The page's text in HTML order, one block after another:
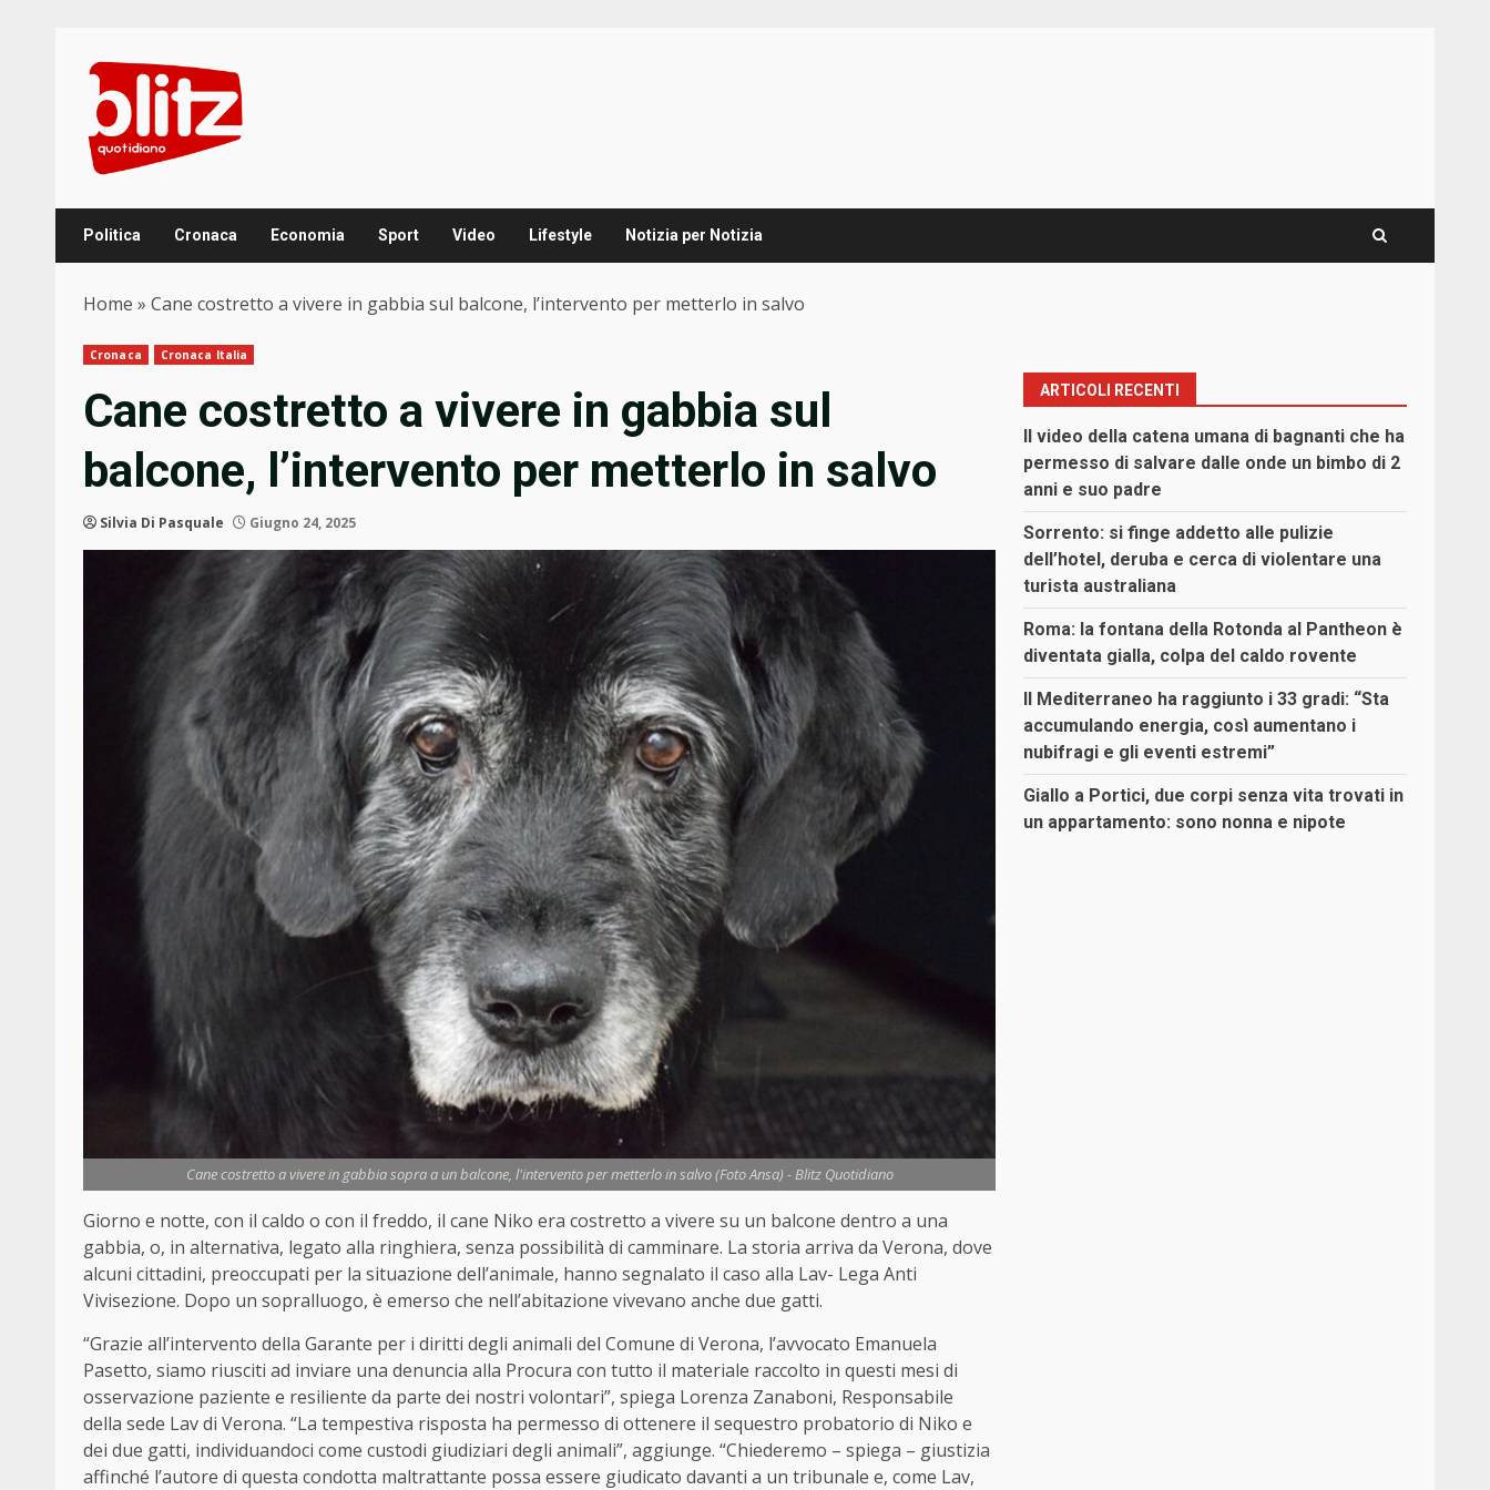
content
Politica Cronaca Economia Sport Video Lifestyle Notizia per Notizia
Home » Cane costretto a vivere in gabbia sul balcone, l’intervento per metterlo in salvo
Cronaca Cronaca Italia
Cane costretto a vivere in gabbia sul
balcone, l’intervento per metterlo in salvo
Silvia Di Pasquale Giugno 24, 2025
Cane costretto a vivere in gabbia sopra a un balcone, l'intervento per metterlo in salvo (Foto Ansa) - Blitz Quotidiano
Giorno e notte, con il caldo o con il freddo, il cane Niko era costretto a vivere su un balcone dentro a una
gabbia, o, in alternativa, legato alla ringhiera, senza possibilità di camminare. La storia arriva da Verona, dove
alcuni cittadini, preoccupati per la situazione dell’animale, hanno segnalato il caso alla Lav- Lega Anti
Vivisezione. Dopo un sopralluogo, è emerso che nell’abitazione vivevano anche due gatti.
“Grazie all’intervento della Garante per i diritti degli animali del Comune di Verona, l’avvocato Emanuela
Pasetto, siamo riusciti ad inviare una denuncia alla Procura con tutto il materiale raccolto in questi mesi di
osservazione paziente e resiliente da parte dei nostri volontari”, spiega Lorenza Zanaboni, Responsabile
della sede Lav di Verona. “La tempestiva risposta ha permesso di ottenere il sequestro probatorio di Niko e
dei due gatti, individuandoci come custodi giudiziari degli animali”, aggiunge. “Chiederemo – spiega – giustizia
affinché l’autore di questa condotta maltrattante possa essere giudicato davanti a un tribunale e, come Lav,
ARTICOLI RECENTI
Il video della catena umana di bagnanti che ha
permesso di salvare dalle onde un bimbo di 2
anni e suo padre
Sorrento: si finge addetto alle pulizie
dell’hotel, deruba e cerca di violentare una
turista australiana
Roma: la fontana della Rotonda al Pantheon è
diventata gialla, colpa del caldo rovente
Il Mediterraneo ha raggiunto i 33 gradi: “Sta
accumulando energia, così aumentano i
nubifragi e gli eventi estremi”
Giallo a Portici, due corpi senza vita trovati in
un appartamento: sono nonna e nipote